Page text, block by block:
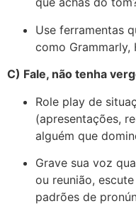
Use ferramentas
como Grammarly,
C) Fale, não tenha
Role play de
(apresentações,
alguém que
Grave sua voz
ou reunião,
padrões de